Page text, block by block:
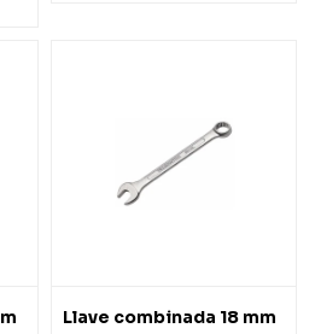
Llave combinada 18 mm